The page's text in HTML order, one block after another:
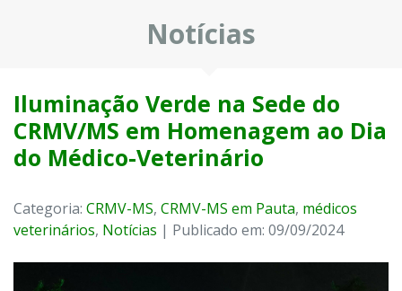
Notícias
Iluminação Verde na Sede do
CRMV/MS em Homenagem ao Dia
do Médico-Veterinário
Categoria: CRMV-MS, CRMV-MS em Pauta, médicos
veterinários, Notícias | Publicado em: 09/09/2024